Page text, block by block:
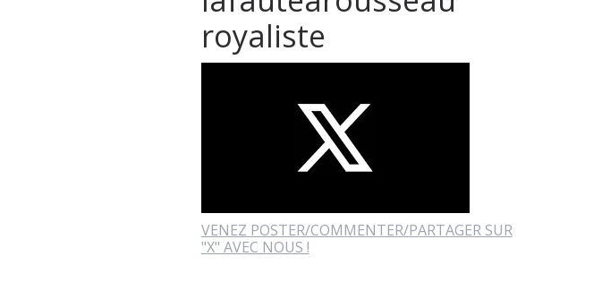
royaliste
VENEZ POSTER/COMMENTER/PARTAGER SUR
"X" AVEC NOUS !